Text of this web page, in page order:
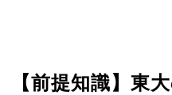
【前提知識】東